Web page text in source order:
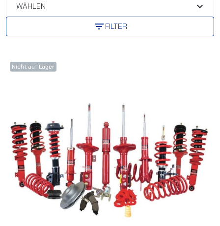
WÄHLEN
expand_more
filter_listFILTER
Nicht auf Lager